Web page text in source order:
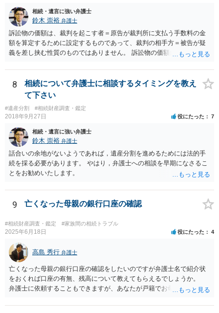
相続・遺言に強い弁護士
鈴木 崇裕 弁護士
訴訟物の価額は、裁判を起こす者＝原告が裁判所に支払う手数料の金
額を算定するために設定するものであって、裁判の相手方＝被告が疑
義を差し挟む性質のものではありません。 訴訟物の価額自体が裁判の
したとしても、変更されることはありません。
8
相続について弁護士に相談するタイミングを教え
て下さい
#遺産分割 #相続財産調査・鑑定
2018年9月27日 役にたった 7
相続・遺言に強い弁護士
鈴木 崇裕 弁護士
話合いの余地がないようであれば，遺産分割を進めるためには法的手
続を採る必要があります。 やはり，弁護士への相談を早期になさるこ
とをお勧めいたします。
9 亡くなった母親の銀行口座の確認
#相続財産調査・鑑定 #家族間の相続トラブル
2025年6月18日 役にたった 4
高島 秀行 弁護士
亡くなった母親の銀行口座の確認をしたいのですが弁護士名で紹介状
をおくれば口座の有無、残高について教えてもらえるでしょうか。
弁護士に依頼することもできますが、あなたが戸籍でお母さんの相続
高は教えてくれると思います。 自分ではよくわからないということ